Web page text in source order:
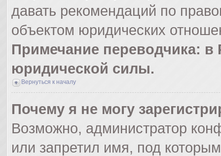
давать рекомендаций по
объектом юридических
Примечание переводчика: в
юридической силы.
Вернуться к началу
Почему я не могу
Возможно, администратор
или запретил имя, под